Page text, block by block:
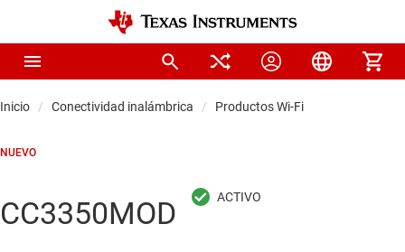
Inicio Conectividad inalámbrica Productos Wi-Fi
NUEVO
CC3350MOD